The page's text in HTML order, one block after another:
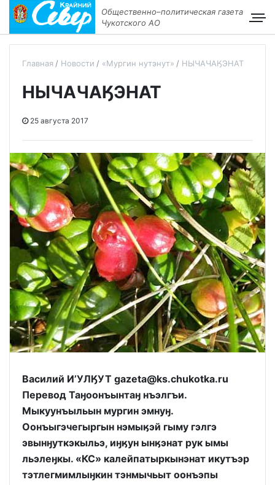
Общественно–политическая газета
Чукотского АО
Главная Новости «Мургин нутэнут» НЫЧАЧАӃЭНАТ
НЫЧАЧАӃЭНАТ
25 августа 2017
Василий И’УЛӃУТ gazeta@ks.chukotka.ru
Перевод Таӈоонъынтаӈ нъэлгъи.
Мыкуунъыльын мургин эмнуӈ.
Оонъыгэчегыргын нэмыӄэй гыму гэлгэ
эвынӈуткэкыльэ, иӈӄун ынӄэнат рук ымы
льэлеӈкы. «КС» калейпатыркынэнат икутъэр
тэтлегмимлыӈкин тэнмычьыт оонъэпы